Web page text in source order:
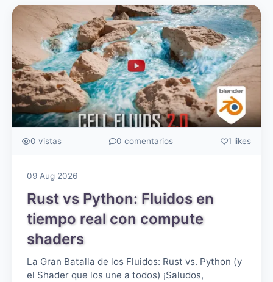
0 vistas 0 comentarios 1 likes
09 Aug 2026
Rust vs Python: Fluidos en
tiempo real con compute
shaders
La Gran Batalla de los Fluidos: Rust vs. Python (y
el Shader que los une a todos) ¡Saludos,